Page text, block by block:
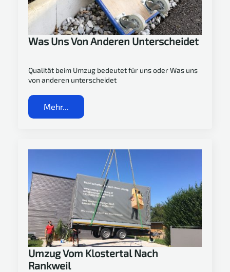
Was Uns Von Anderen Unterscheidet
Qualität beim Umzug bedeutet für uns oder Was uns
von anderen unterscheidet
Mehr...
Umzug Vom Klostertal Nach
Rankweil